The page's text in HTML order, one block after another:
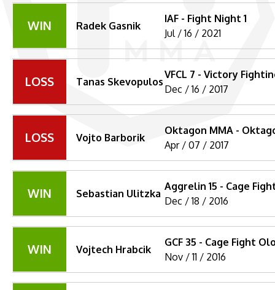
WIN Radek Gasnik
IAF - Fight Night 1
Jul / 16 / 2021
LOSS Tanas Skevopulos
VFCL 7 - Victory
Dec / 16 / 2017
LOSS Vojto Barborik
Oktagon MMA -
Apr / 07 / 2017
WIN Sebastian Ulitzka
Aggrelin 15 - Cage
Dec / 18 / 2016
WIN Vojtech Hrabcik
GCF 35 - Cage Fight
Nov / 11 / 2016